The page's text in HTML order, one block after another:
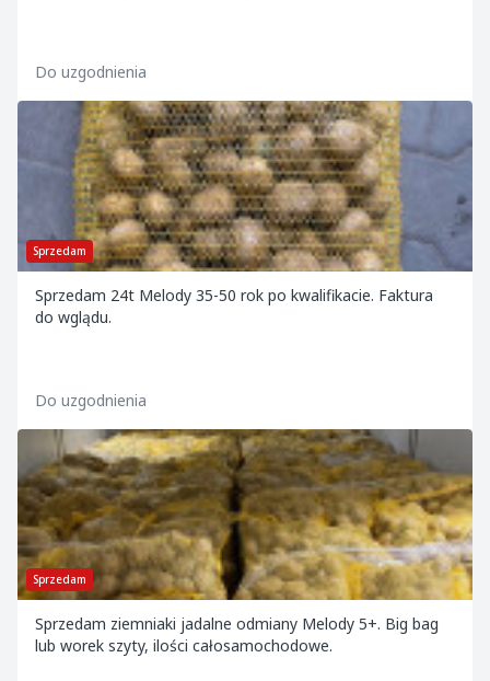
Do uzgodnienia
Sprzedam
Sprzedam 24t Melody 35-50 rok po kwalifikacie. Faktura
do wglądu.
Do uzgodnienia
Sprzedam
Sprzedam ziemniaki jadalne odmiany Melody 5+. Big bag
lub worek szyty, ilości całosamochodowe.